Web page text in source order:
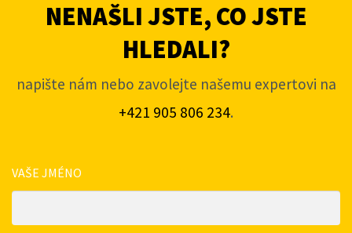
NENAŠLI JSTE, CO JSTE
HLEDALI?
napište nám nebo zavolejte našemu expertovi na
+421 905 806 234.
VAŠE JMÉNO